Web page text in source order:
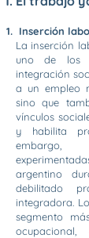
Inserción
La inserción
uno de los
integración
a un empleo
sino que
vínculos
y habilita
embargo,
argentino
debilitado
integradora.
segmento